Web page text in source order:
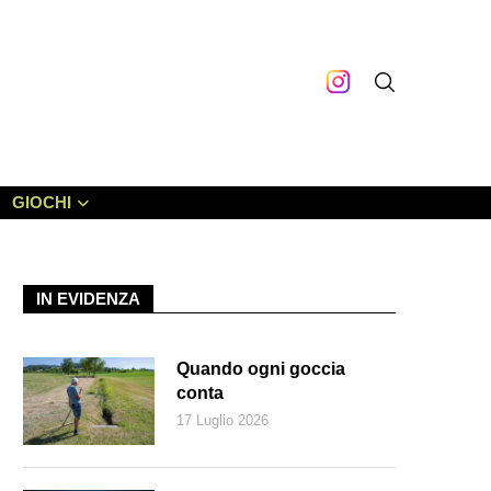
GIOCHI
IN EVIDENZA
Quando ogni goccia
conta
17 Luglio 2026